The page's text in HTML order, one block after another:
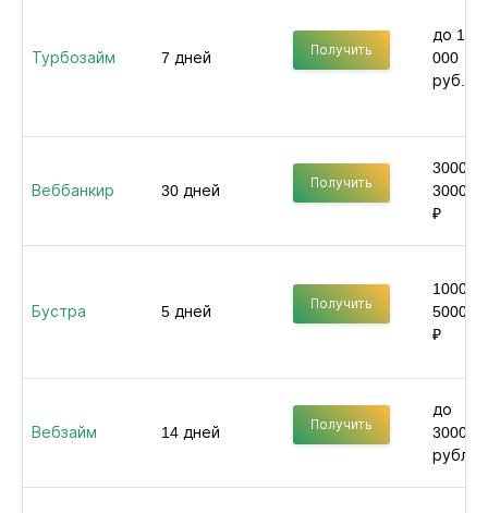
Турбозайм 7 дней Получить
до 100
000
руб.
Веббанкир 30 дней Получить
3000 -
30000
₽
Бустра 5 дней Получить
1000 -
50000
₽
Вебзайм 14 дней Получить
до
30000
рублей